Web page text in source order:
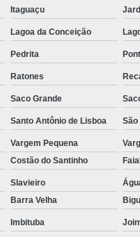
Itaguaçu
Lagoa da Conceição
Pedrita
Ratones
Saco Grande
Santo Antônio de Lisboa São
Vargem Pequena
Costão do Santinho
Slavieiro
Barra Velha
Imbituba